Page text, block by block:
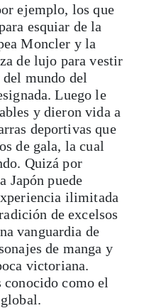
ejemplo, los que
esquiar de la
Moncler y la
de lujo para vestir
mundo del
Luego le
y dieron vida a
deportivas que
de gala, la cual
Quizá por
Japón puede
ilimitada
de excelsos
vanguardia de
de manga y
victoriana.
conocido como el
global.